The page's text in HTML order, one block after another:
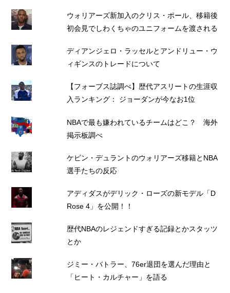
ウォリアーズ新加入のクリス・ポール、移籍後
初会見でしわくちゃのユニフォームを渡される
ディアンジェロ・ラッセルとアンドリュー・ウ
ィギンスのトレードについて
【フォーブス誌調べ】歴代アスリートの生涯収
入ランキング： ジョーダンが今なお1位
NBAで最も嫌われているチームはどこ？ 海外
掲示板調べ
ケビン・デュラントのウォリアーズ移籍とNBA
選手たちの反応
アディダスがデリック・ローズの新モデル「D
Rose 4」を公開！！
歴代NBAのレジェンドすぎる記録とかスタッツ
とか
ジミー・バトラー、76er退団を選んだ理由と
「ヒート・カルチャー」を語る